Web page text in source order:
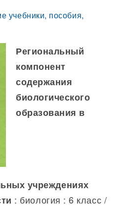
учебники, пособия,
Региональный
компонент
содержания
биологического
образования в
учреждениях
: биология : 6 класс /